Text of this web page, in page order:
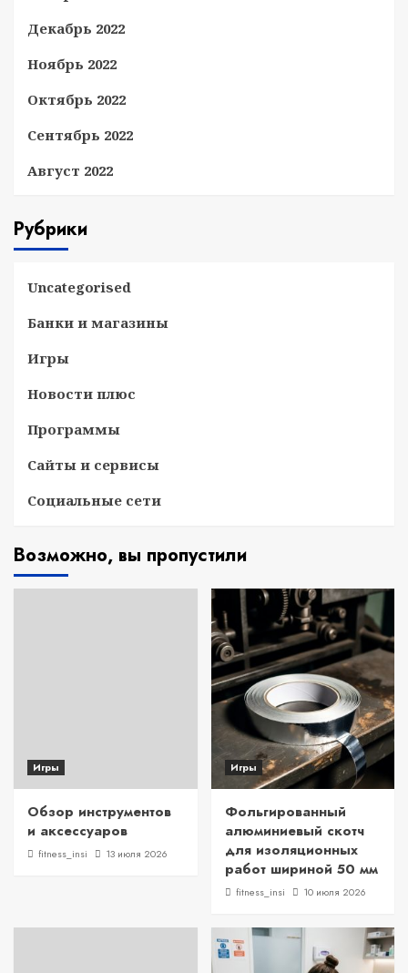
Декабрь 2022
Ноябрь 2022
Октябрь 2022
Сентябрь 2022
Август 2022
Рубрики
Uncategorised
Банки и магазины
Игры
Новости плюс
Программы
Сайты и сервисы
Социальные сети
Возможно, вы пропустили
Игры
Обзор инструментов
и аксессуаров
fitness_insi 13 июля 2026
Игры
Фольгированный
алюминиевый скотч
для изоляционных
работ шириной 50 мм
fitness_insi 10 июля 2026